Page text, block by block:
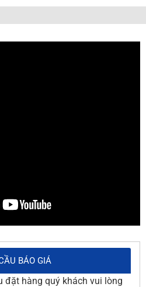
BÁO GIÁ
đặt hàng quý khách vui lòng